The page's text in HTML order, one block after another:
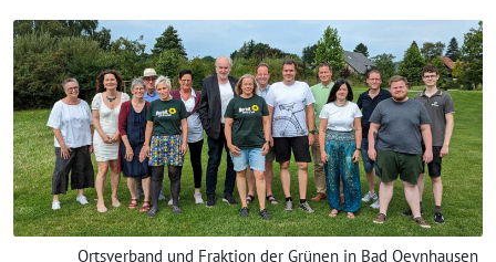
Ortsverband und Fraktion der Grünen in Bad Oeynhausen